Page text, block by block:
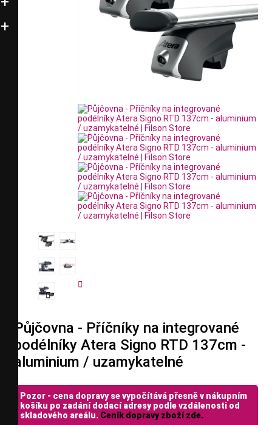


Půjčovna - Příčníky na integrované
podélníky Atera Signo RTD 137cm -
aluminium / uzamykatelné
Pozor - cena dopravy se vypočítává přesně v nákupním
košíku po zadání dodací adresy podle vzdálenosti od
skladového areálu. Ceník dopravy zboží zde.